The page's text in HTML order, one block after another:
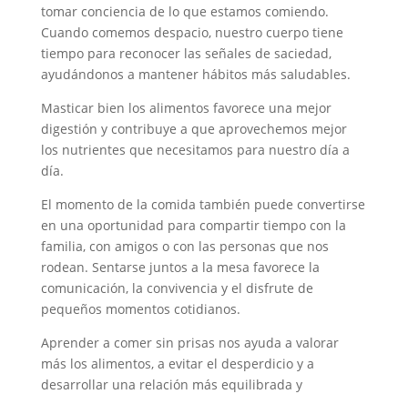
tomar conciencia de lo que estamos comiendo.
Cuando comemos despacio, nuestro cuerpo tiene
tiempo para reconocer las señales de saciedad,
ayudándonos a mantener hábitos más saludables.
Masticar bien los alimentos favorece una mejor
digestión y contribuye a que aprovechemos mejor
los nutrientes que necesitamos para nuestro día a
día.
El momento de la comida también puede convertirse
en una oportunidad para compartir tiempo con la
familia, con amigos o con las personas que nos
rodean. Sentarse juntos a la mesa favorece la
comunicación, la convivencia y el disfrute de
pequeños momentos cotidianos.
Aprender a comer sin prisas nos ayuda a valorar
más los alimentos, a evitar el desperdicio y a
desarrollar una relación más equilibrada y